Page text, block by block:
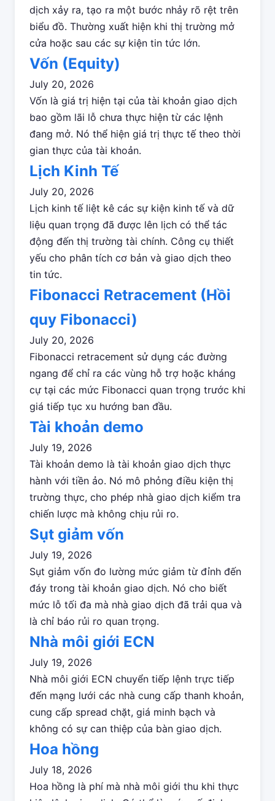
dịch xảy ra, tạo ra một bước nhảy rõ rệt trên
biểu đồ. Thường xuất hiện khi thị trường mở
cửa hoặc sau các sự kiện tin tức lớn.
Vốn (Equity)
July 20, 2026
Vốn là giá trị hiện tại của tài khoản giao dịch
bao gồm lãi lỗ chưa thực hiện từ các lệnh
đang mở. Nó thể hiện giá trị thực tế theo thời
gian thực của tài khoản.
Lịch Kinh Tế
July 20, 2026
Lịch kinh tế liệt kê các sự kiện kinh tế và dữ
liệu quan trọng đã được lên lịch có thể tác
động đến thị trường tài chính. Công cụ thiết
yếu cho phân tích cơ bản và giao dịch theo
tin tức.
Fibonacci Retracement (Hồi
quy Fibonacci)
July 20, 2026
Fibonacci retracement sử dụng các đường
ngang để chỉ ra các vùng hỗ trợ hoặc kháng
cự tại các mức Fibonacci quan trọng trước khi
giá tiếp tục xu hướng ban đầu.
Tài khoản demo
July 19, 2026
Tài khoản demo là tài khoản giao dịch thực
hành với tiền ảo. Nó mô phỏng điều kiện thị
trường thực, cho phép nhà giao dịch kiểm tra
chiến lược mà không chịu rủi ro.
Sụt giảm vốn
July 19, 2026
Sụt giảm vốn đo lường mức giảm từ đỉnh đến
đáy trong tài khoản giao dịch. Nó cho biết
mức lỗ tối đa mà nhà giao dịch đã trải qua và
là chỉ báo rủi ro quan trọng.
Nhà môi giới ECN
July 19, 2026
Nhà môi giới ECN chuyển tiếp lệnh trực tiếp
đến mạng lưới các nhà cung cấp thanh khoản,
cung cấp spread chặt, giá minh bạch và
không có sự can thiệp của bàn giao dịch.
Hoa hồng
July 18, 2026
Hoa hồng là phí mà nhà môi giới thu khi thực